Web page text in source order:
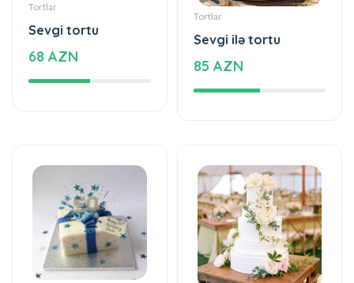
Tortlar
Sevgi tortu
68 AZN
Tortlar
Sevgi ilə tortu
85 AZN